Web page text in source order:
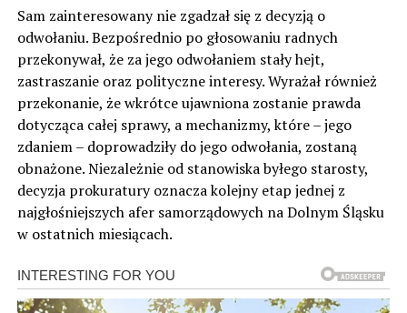
Sam zainteresowany nie zgadzał się z decyzją o
odwołaniu. Bezpośrednio po głosowaniu radnych
przekonywał, że za jego odwołaniem stały hejt,
zastraszanie oraz polityczne interesy. Wyrażał również
przekonanie, że wkrótce ujawniona zostanie prawda
dotycząca całej sprawy, a mechanizmy, które – jego
zdaniem – doprowadziły do jego odwołania, zostaną
obnażone. Niezależnie od stanowiska byłego starosty,
decyzja prokuratury oznacza kolejny etap jednej z
najgłośniejszych afer samorządowych na Dolnym Śląsku
w ostatnich miesiącach.